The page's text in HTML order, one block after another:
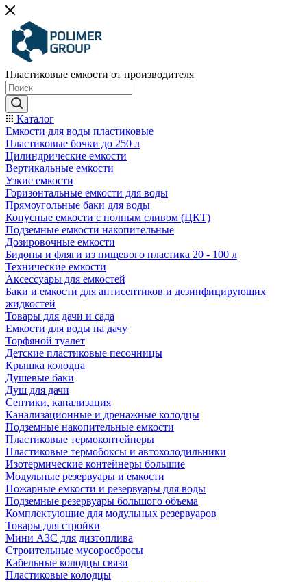
Пластиковые емкости от производителя
Каталог
Емкости для воды пластиковые
Пластиковые бочки до 250 л
Цилиндрические емкости
Вертикальные емкости
Узкие емкости
Горизонтальные емкости для воды
Прямоугольные баки для воды
Конусные емкости с полным сливом (ЦКТ)
Подземные емкости накопительные
Дозировочные емкости
Бидоны и фляги из пищевого пластика 20 - 100 л
Технические емкости
Аксессуары для емкостей
Баки и емкости для антисептиков и дезинфицирующих
жидкостей
Товары для дачи и сада
Емкости для воды на дачу
Торфяной туалет
Детские пластиковые песочницы
Крышка колодца
Душевые баки
Душ для дачи
Септики, канализация
Канализационные и дренажные колодцы
Подземные накопительные емкости
Пластиковые термоконтейнеры
Пластиковые термобоксы и автохолодильники
Изотермические контейнеры большие
Модульные резервуары и емкости
Пожарные емкости и резервуары для воды
Подземные резервуары большого объема
Комплектующие для модульных резервуаров
Товары для стройки
Мини АЗС для дизтоплива
Строительные мусоросбросы
Кабельные колодцы связи
Пластиковые колодцы